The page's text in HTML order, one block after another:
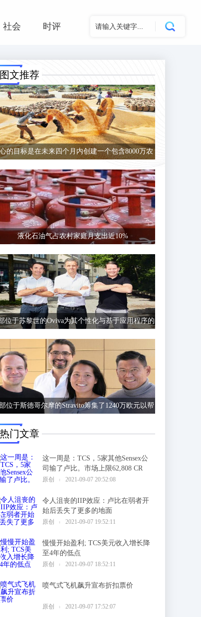
社会 时评
图文推荐
的目标是在未来四个月内创建一个包含8000万农
液化石油气占农村家庭月支出近10%
位于苏黎世的Oviva为其个性化与基于应用程序的
位于斯德哥尔摩的Stravito筹集了1240万欧元以帮
热门文章
这一周是：TCS，5家其他Sensex公
司输了卢比。市场上限62,808 CR
原创 2021-09-07 20:52:08
令人沮丧的IIP效应：卢比在弱者开
始后丢失了更多的地面
原创 2021-09-07 19:52:11
慢慢开始盈利; TCS美元收入增长降
至4年的低点
原创 2021-09-07 18:52:11
喷气式飞机飙升宣布折扣票价
原创 2021-09-07 17:52:07